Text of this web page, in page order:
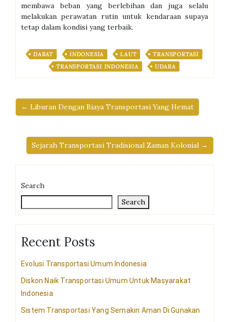
membawa beban yang berlebihan dan juga selalu
melakukan perawatan rutin untuk kendaraan supaya
tetap dalam kondisi yang terbaik.
DARAT INDONESIA LAUT
TRANSPORTASI
TRANSPORTASI INDONESIA
UDARA
← Liburan Dengan Biaya Transportasi Yang Hemat
Sejarah Transportasi Tradisional Zaman Kolonial →
Search
Search
Recent Posts
Evolusi Transportasi Umum Indonesia
Diskon Naik Transportasi Umum Untuk Masyarakat
Indonesia
Sistem Transportasi Yang Semakin Aman Di Gunakan